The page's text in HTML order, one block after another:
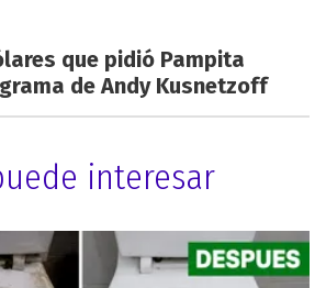
que pidió Pampita
de Andy Kusnetzoff
interesar